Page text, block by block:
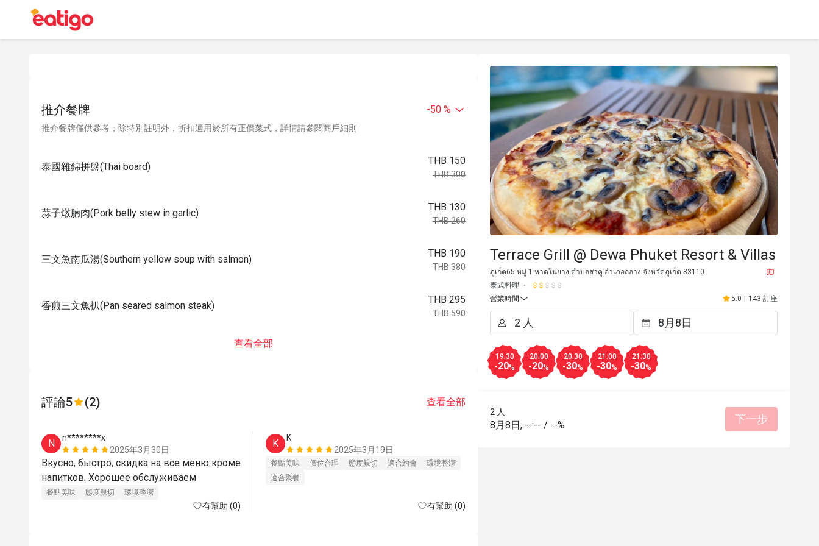
推介餐牌 -50 %
推介餐牌僅供參考；除特別註明外，折扣適用於所有正價菜式，詳情請參閱商戶細則
泰國雜錦拼盤(Thai board)
THB 150
THB 300
蒜子燉腩肉(Pork belly stew in garlic)
THB 130
THB 260
三文魚南瓜湯(Southern yellow soup with salmon)
THB 190
THB 380
香煎三文魚扒(Pan seared salmon steak)
THB 295
THB 590
查看全部
評論5 (2) 查看全部
N
n********x
2025年3月30日
Вкусно, быстро, скидка на все меню кроме
餐點美味 態度親切 環境整潔
有幫助 (0)
K
K
2025年3月19日
餐點美味 價位合理 態度親切 適合約會
環境整潔
適合聚餐
有幫助 (0)
Terrace Grill @ Dewa Phuket Resort & Villas
ภูเก็ต65 หมู่ 1 หาดในยาง ตำบลสาคู อำเภอถลาง จังหวัดภูเก็ต 83110
泰式料理
營業時間
5.0 | 143 訂座
19:30
-20%
20:00
-20%
20:30
-30%
21:00
-30%
21:30
-30%
2 人
8月8日, --:-- / --% 下一步